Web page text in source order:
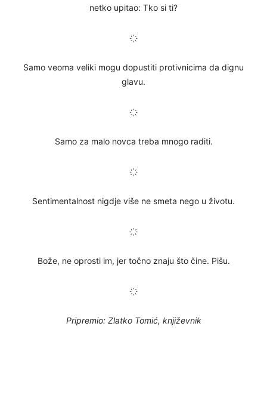
netko upitao: Tko si ti?
҉
Samo veoma veliki mogu dopustiti protivnicima da dignu
glavu.
҉
Samo za malo novca treba mnogo raditi.
҉
Sentimentalnost nigdje više ne smeta nego u životu.
҉
Bože, ne oprosti im, jer točno znaju što čine. Pišu.
҉
Pripremio: Zlatko Tomić, književnik